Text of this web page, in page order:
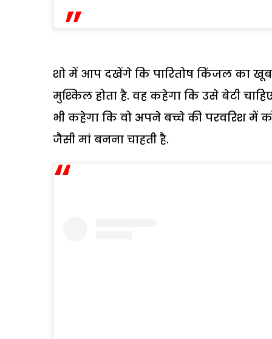
शो में आप दखेंगे कि पारितोष किंजल का
मुश्किल होता है. वह कहेगा कि उसे बेटी
भी कहेगा कि वो अपने बच्चे की परवरिश में
जैसी मां बनना चाहती है.